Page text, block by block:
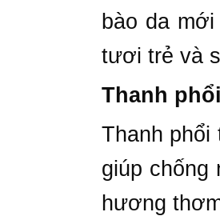
bào da
tươi trẻ và
Thanh
Thanh phổi
giúp chống
hương